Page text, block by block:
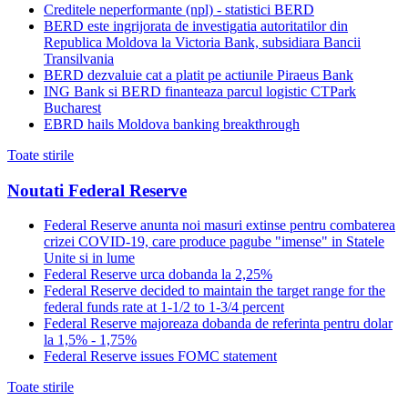
Creditele neperformante (npl) - statistici BERD
BERD este ingrijorata de investigatia autoritatilor din
Republica Moldova la Victoria Bank, subsidiara Bancii
Transilvania
BERD dezvaluie cat a platit pe actiunile Piraeus Bank
ING Bank si BERD finanteaza parcul logistic CTPark
Bucharest
EBRD hails Moldova banking breakthrough
Toate stirile
Noutati Federal Reserve
Federal Reserve anunta noi masuri extinse pentru combaterea
crizei COVID-19, care produce pagube "imense" in Statele
Unite si in lume
Federal Reserve urca dobanda la 2,25%
Federal Reserve decided to maintain the target range for the
federal funds rate at 1-1/2 to 1-3/4 percent
Federal Reserve majoreaza dobanda de referinta pentru dolar
la 1,5% - 1,75%
Federal Reserve issues FOMC statement
Toate stirile